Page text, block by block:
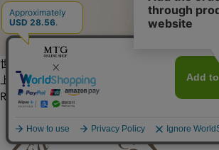
世界の綿の中でも極めて稀少性が高い
上質なエジプト超長綿から紡がれる美しさ。
ReFa Beauty Cotton
リファビューティーコットン